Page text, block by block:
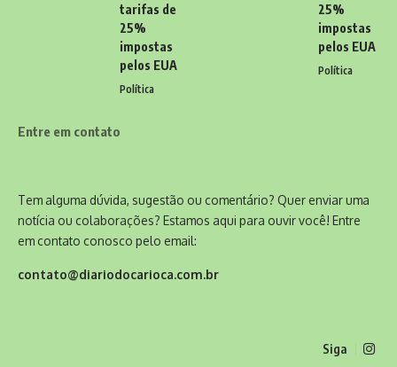
tarifas de
25%
impostas
pelos EUA
Política
25%
impostas
pelos EUA
Política
Entre em contato
Tem alguma dúvida, sugestão ou comentário? Quer enviar uma
notícia ou colaborações? Estamos aqui para ouvir você! Entre
em contato conosco pelo email:
contato@diariodocarioca.com.br
Siga